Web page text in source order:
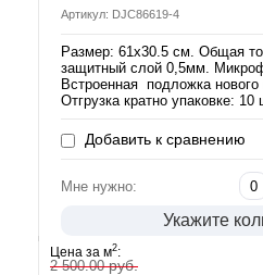
Артикул: DJC86619-4
Размер: 61х30.5 см. Общая
защитный слой 0,5мм.
Встроенная подложка
Отгрузка кратно упаковке:
Добавить к сравнению
Мне нужно:
Укажите
Цена за м2:
2 500.00руб.